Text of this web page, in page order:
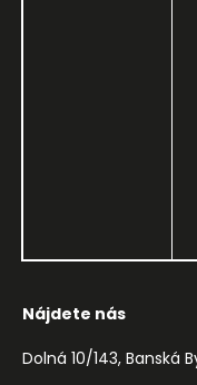
Nájdete nás
Dolná 10/143, Banská